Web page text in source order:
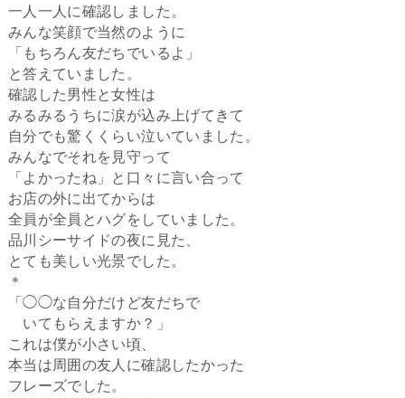
一人一人に確認しました。
みんな笑顔で当然のように
「もちろん友だちでいるよ」
と答えていました。
確認した男性と女性は
みるみるうちに涙が込み上げてきて
自分でも驚くくらい泣いていました。
みんなでそれを見守って
「よかったね」と口々に言い合って
お店の外に出てからは
全員が全員とハグをしていました。
品川シーサイドの夜に見た、
とても美しい光景でした。
＊
「◯◯な自分だけど友だちで
いてもらえますか？」
これは僕が小さい頃、
本当は周囲の友人に確認したかった
フレーズでした。